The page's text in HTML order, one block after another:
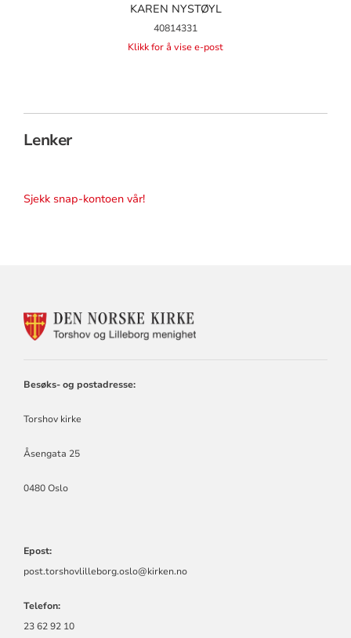
KAREN NYSTØYL
40814331
Klikk for å vise e-post
Lenker
Sjekk snap-kontoen vår!
FOR
Besøks- og postadresse:
Torshov kirke
Åsengata 25
0480 Oslo
Epost:
post.torshovlilleborg.oslo@kirken.no
Telefon:
23 62 92 10